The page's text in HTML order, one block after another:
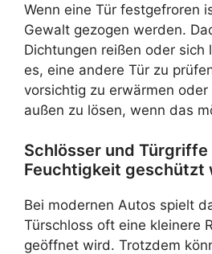
Wenn eine Tür festgefroren
Gewalt gezogen werden.
Dichtungen reißen oder sich
es, eine andere Tür zu
vorsichtig zu erwärmen
außen zu lösen, wenn das
Schlösser und
Feuchtigkeit geschützt
Bei modernen Autos spielt
Türschloss oft eine kleinere
geöffnet wird. Trotzdem